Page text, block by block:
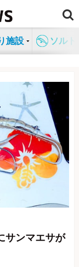
施設 ソル
サンマエサが